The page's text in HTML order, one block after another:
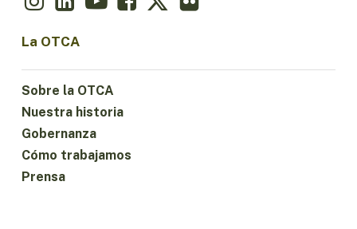
La OTCA
Sobre la OTCA
Nuestra historia
Gobernanza
Cómo trabajamos
Prensa